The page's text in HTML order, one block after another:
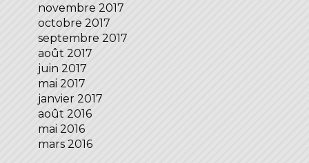
novembre 2017
octobre 2017
septembre 2017
août 2017
juin 2017
mai 2017
janvier 2017
août 2016
mai 2016
mars 2016